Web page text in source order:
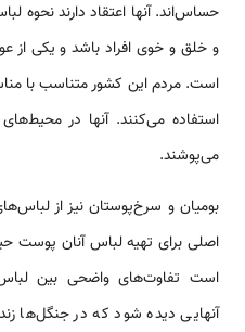
حساس‌اند. آنها اعتقاد دارند نحوه
و خلق و خوی افراد باشد و یکی از
است. مردم این کشور متناسب با
استفاده می‌کنند. آنها در
می‌پوشند.
بومیان و سرخ‌پوستان نیز از
اصلی برای تهیه لباس آنان پوست
است تفاوت‌های واضحی بین
آنهایی ‌دیده شود که در جنگل‌ها